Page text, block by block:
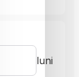
luni